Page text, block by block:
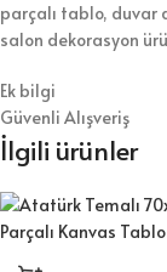
parçalı tablo, duvar
salon dekorasyon
Ek bilgi
Güvenli Alışveriş
İlgili ürünler